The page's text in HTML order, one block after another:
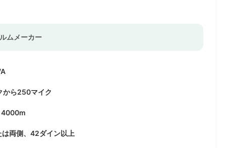
ムメーカー
から250マイク
は両側、42ダイン以上